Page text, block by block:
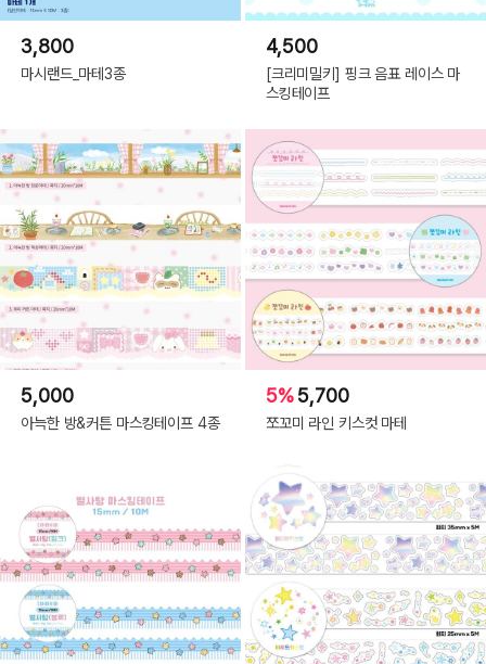
3,800
마시랜드_마테3종
4,500
[크리미밀키] 핑크 음표 레이스 마
스킹테이프
5,000
아늑한 방&커튼 마스킹테이프 4종
5%5,700
쪼꼬미 라인 키스컷 마테